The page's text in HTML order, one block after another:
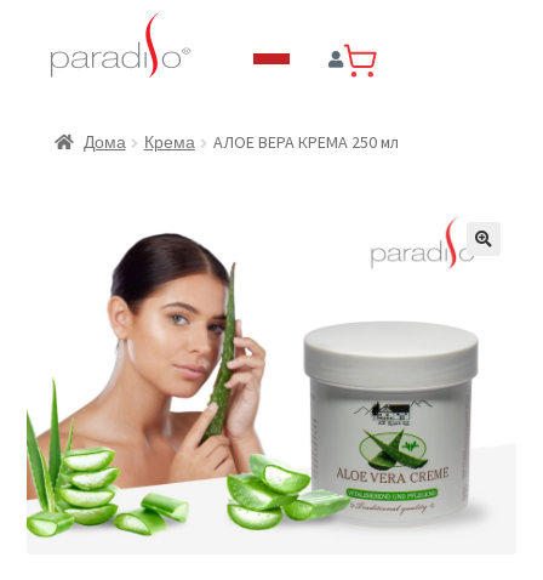
Дома Крема АЛОЕ ВЕРА КРЕМА 250 мл